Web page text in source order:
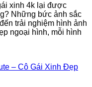
xinh 4k lại được
Những bức ảnh sắc
trải nghiệm hình ảnh
ngoại hình, mỗi hình